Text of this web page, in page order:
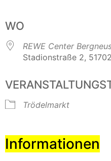
WO
REWE Center
Stadionstraße 2,
Trödelmarkt
Informationen